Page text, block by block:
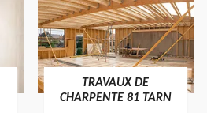
TRAVAUX DE
CHARPENTE 81 TARN